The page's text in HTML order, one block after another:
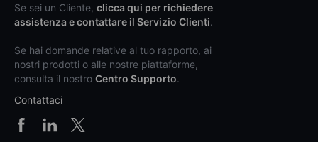
Se sei un Cliente, clicca qui per richiedere
assistenza e contattare il Servizio Clienti.
Se hai domande relative al tuo rapporto, ai
nostri prodotti o alle nostre piattaforme,
consulta il nostro Centro Supporto.
Contattaci